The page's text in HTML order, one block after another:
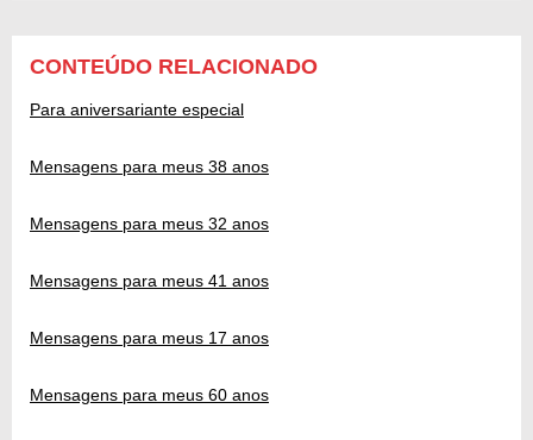
CONTEÚDO RELACIONADO
Para aniversariante especial
Mensagens para meus 38 anos
Mensagens para meus 32 anos
Mensagens para meus 41 anos
Mensagens para meus 17 anos
Mensagens para meus 60 anos